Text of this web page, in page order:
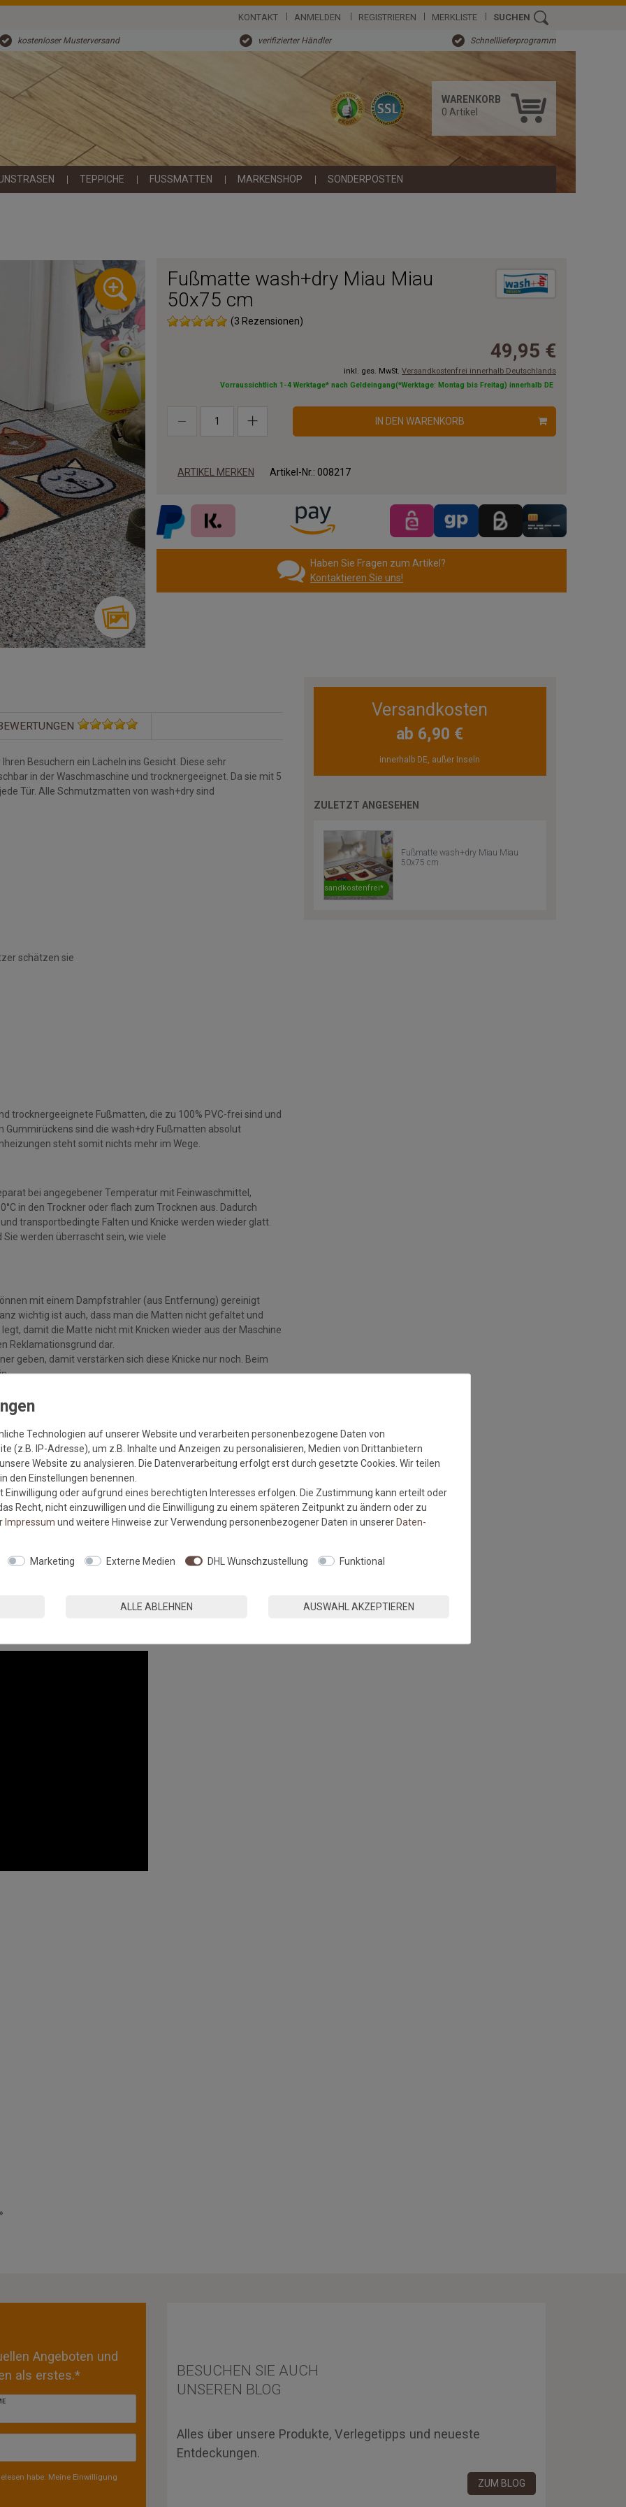
KONTAKT ANMELDEN REGISTRIEREN MERKLISTE SUCHEN
kostenloser Musterversand verifizierter Händler Schnelllieferprogramm
WARENKORB
0 Artikel
TEPPICHE FUSSMATTEN MARKENSHOP SONDERPOSTEN
Fußmatte wash+dry Miau Miau
50x75 cm
(3 Rezensionen)
49,95 €
inkl. ges. MwSt. Versandkostenfrei innerhalb Deutschlands
Vorraussichtlich 1-4 Werktage* nach Geldeingang(*Werktage: Montag bis Freitag) innerhalb DE
IN DEN WARENKORB
ARTIKEL MERKEN Artikel-Nr.: 008217
Haben Sie Fragen zum Artikel?
Kontaktieren Sie uns!
Besuchern ein Lächeln ins Gesicht. Diese sehr
in der Waschmaschine und trocknergeeignet. Da sie mit 5
Tür. Alle Schmutzmatten von wash+dry sind
schätzen sie
trocknergeeignete Fußmatten, die zu 100% PVC-frei sind und
Gummirückens sind die wash+dry Fußmatten absolut
steht somit nichts mehr im Wege.
bei angegebener Temperatur mit Feinwaschmittel,
in den Trockner oder flach zum Trocknen aus. Dadurch
transportbedingte Falten und Knicke werden wieder glatt.
werden überrascht sein, wie viele
mit einem Dampfstrahler (aus Entfernung) gereinigt
wichtig ist auch, dass man die Matten nicht gefaltet und
damit die Matte nicht mit Knicken wieder aus der Maschine
Reklamationsgrund dar.
geben, damit verstärken sich diese Knicke nur noch. Beim
5%, sowie Farbabweichungen zwischen Bildschirmfoto und
und trockenen, festen Untergrund liegt, um eine
die Haftkraft des Gummis und vermindert die Gefahr von
und von offenem Feuer ferngehalten wird.
es durch Wechselwirkungen mit gummibeschichteten
in der EU hergestellt.
Versandkosten
ab 6,90 €
innerhalb DE, außer Inseln
ZULETZT ANGESEHEN
Versandkostenfrei*
Fußmatte wash+dry Miau Miau
50x75 cm
Angeboten und
als erstes.*
habe. Meine Einwilligung
BESUCHEN SIE AUCH
UNSEREN BLOG
Alles über unsere Produkte, Verlegetipps und neueste
Entdeckungen.
ZUM BLOG
Technologien auf unserer Website und verarbeiten personenbezogene Daten von
(z.B. IP-Adresse), um z.B. Inhalte und Anzeigen zu personalisieren, Medien von Drittanbietern
Website zu analysieren. Die Datenverarbeitung erfolgt erst durch gesetzte Cookies. Wir teilen
den Einstellungen benennen.
Einwilligung oder aufgrund eines berechtigten Interesses erfolgen. Die Zustimmung kann erteilt oder
Recht, nicht einzuwilligen und die Einwilligung zu einem späteren Zeitpunkt zu ändern oder zu
Impressum und weitere Hinweise zur Verwendung personenbezogener Daten in unsererDaten­
Marketing Externe Medien DHL Wunschzustellung Funktional
ALLE ABLEHNEN AUSWAHL AKZEPTIEREN